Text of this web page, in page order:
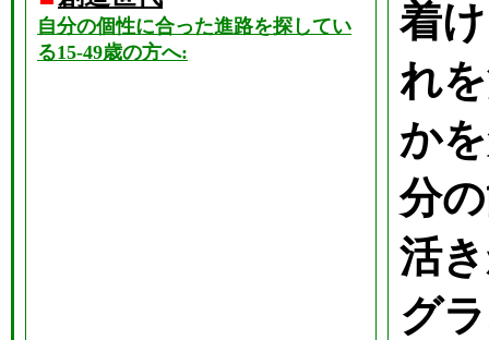
自分の個性に合った進路を探してい
る15-49歳の方へ:
着
れ
か
分
活
グ